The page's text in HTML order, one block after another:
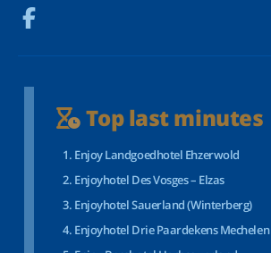
Top last minutes
Enjoy Landgoedhotel Ehzerwold
Enjoyhotel Des Vosges – Elzas
Enjoyhotel Sauerland (Winterberg)
Enjoyhotel Drie Paardekens Mechelen